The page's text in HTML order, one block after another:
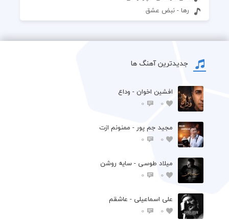
رها - نبض عشق
جدیدترین آهنگ ها
افشين اخوان - وداع
0
0
مجید جم پور - ممنونم ازت
0
0
میلاد طوسی - سایه روشن
0
0
علی اسماعیلی - عاشقم
0
0